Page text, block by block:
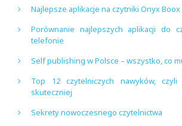
Najlepsze aplikacje na czytniki Onyx Boox
Porównanie najlepszych aplikacji do
telefonie
Self publishing w Polsce – wszystko, co
Top 12 czytelniczych nawyków,
skuteczniej
Sekrety nowoczesnego czytelnictwa